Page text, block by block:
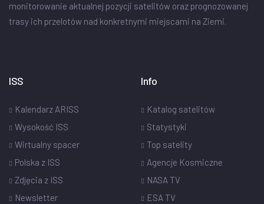
monitorowanie aktualnej pozycji satelitów oraz prognozowanej
trasy ich przelotów nad konkretnymi miejscami na Ziemi.
ISS
Kalendarz ARISS
Wysokość ISS
Wirtualny spacer
Polska z ISS
Zdjęcia z ISS
Newsletter
Info
Katalog satelitów
Statystyki
Top satelity
Agencje Kosmiczne
NASA TV
ESA TV